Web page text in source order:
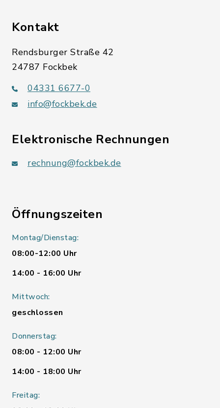
Kontakt
Rendsburger Straße 42
24787 Fockbek
04331 6677-0
info@fockbek.de
Elektronische Rechnungen
rechnung@fockbek.de
Öffnungszeiten
Montag/Dienstag:
08:00-12:00 Uhr
14:00 - 16:00 Uhr
Mittwoch:
geschlossen
Donnerstag:
08:00 - 12:00 Uhr
14:00 - 18:00 Uhr
Freitag: